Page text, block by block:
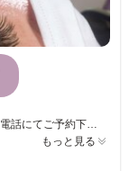
もっと見る